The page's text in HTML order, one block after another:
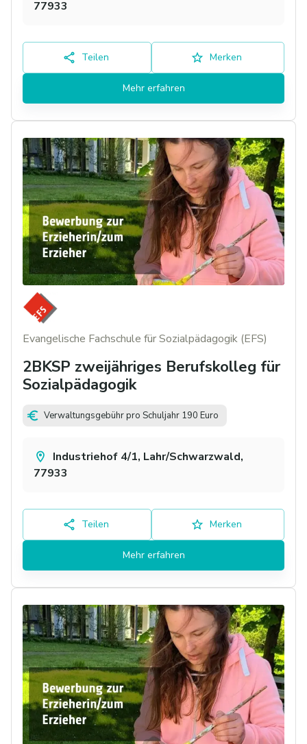
77933
Teilen Merken
Mehr erfahren
Evangelische Fachschule für Sozialpädagogik (EFS)
2BKSP zweijähriges Berufskolleg für
Sozialpädagogik
Verwaltungsgebühr pro Schuljahr 190 Euro
Industriehof 4/1, Lahr/Schwarzwald,
77933
Teilen Merken
Mehr erfahren